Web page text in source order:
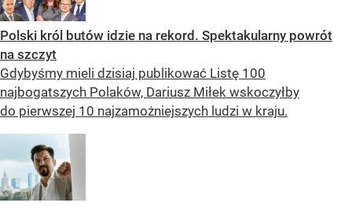
Polski król butów idzie na rekord. Spektakularny powrót
na szczyt
Gdybyśmy mieli dzisiaj publikować Listę 100
najbogatszych Polaków, Dariusz Miłek wskoczyłby
do pierwszej 10 najzamożniejszych ludzi w kraju.